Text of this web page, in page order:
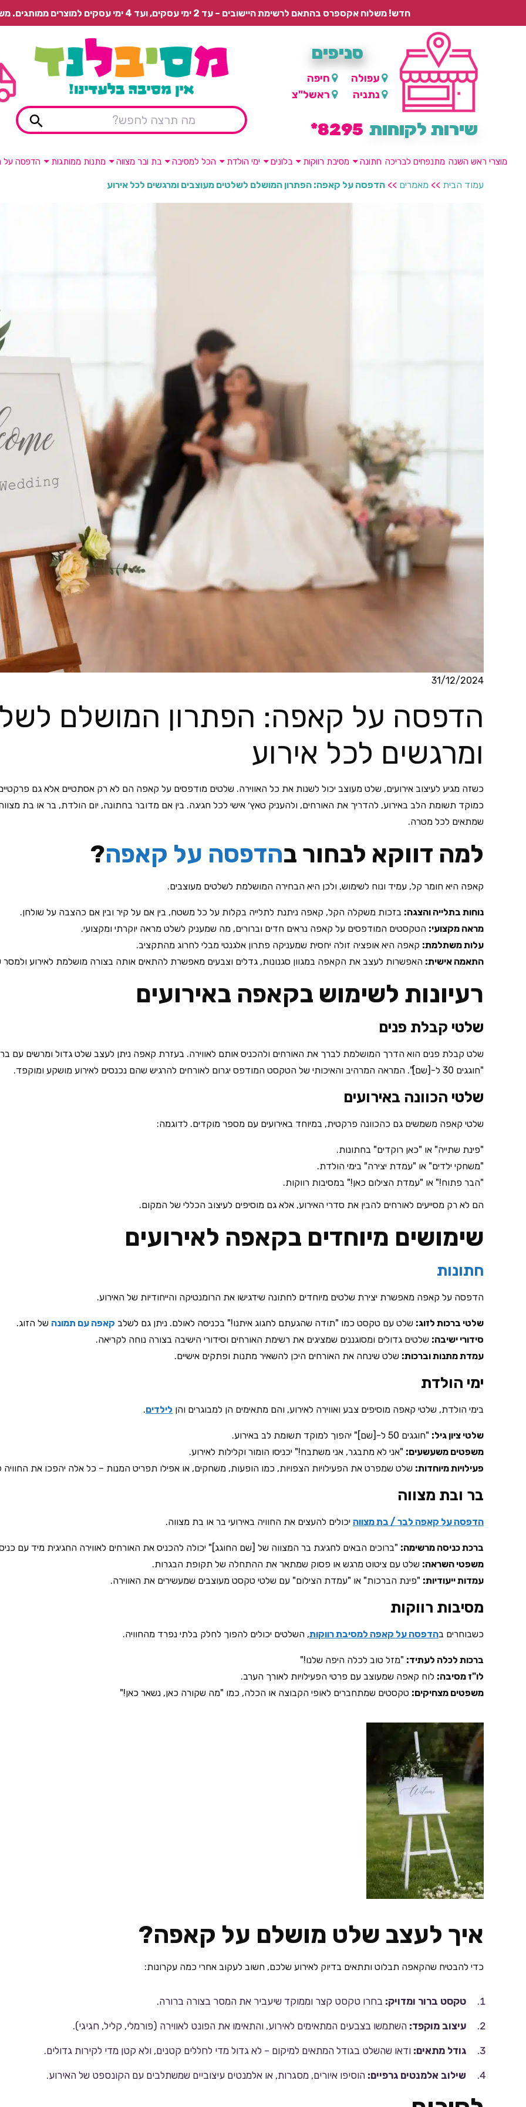
חדש! משלוח אקספרס בהתאם לרשימת היישובים – עד 2 ימי עסקים, ועד 4 ימי עסקים למוצרים ממותגים. משלוח רגיל בתשלום או איסוף עצמי חינם.
סניפים
עפולה
חיפה
נתניה
ראשל"צ
שירות לקוחות 8295*
מוצרי ראש השנה מתנפחים לבריכה חתונה מסיבת רווקות בלונים ימי הולדת הכל למסיבה בת ובר מצווה מתנות ממותגות הדפסה על
עמוד הבית >> מאמרים >> הדפסה על קאפה: הפתרון המושלם לשלטים מעוצבים ומרגשים לכל אירוע
31/12/2024
הדפסה על קאפה: הפתרון המושלם
ומרגשים לכל אירוע
כשזה מגיע לעיצוב אירועים, שלט מעוצב יכול לשנות את כל האווירה. שלטים מודפסים על קאפה הם לא רק אסתטיים אלא גם
כמוקד תשומת הלב באירוע, להדריך את האורחים, ולהעניק טאץ׳ אישי לכל חגיגה. בין אם מדובר בחתונה, יום הולדת, בר או בת
שמתאים לכל מטרה.
למה דווקא לבחור בהדפסה על קאפה?
קאפה היא חומר קל, עמיד ונוח לשימוש, ולכן היא הבחירה המושלמת לשלטים מעוצבים.
נוחות בתלייה והצגה: בזכות משקלה הקל, קאפה ניתנת לתלייה בקלות על כל משטח, בין אם על קיר ובין אם כהצבה על שולחן.
מראה מקצועי: הטקסטים המודפסים על קאפה נראים חדים וברורים, מה שמעניק לשלט מראה יוקרתי ומקצועי.
עלות משתלמת: קאפה היא אופציה זולה יחסית שמעניקה פתרון אלגנטי מבלי לחרוג מהתקציב.
התאמה אישית: האפשרות לעצב את הקאפה במגוון סגנונות, גדלים וצבעים מאפשרת להתאים אותה בצורה מושלמת לאירוע ולמסר
רעיונות לשימוש בקאפה באירועים
שלטי קבלת פנים
שלט קבלת פנים הוא הדרך המושלמת לברך את האורחים ולהכניס אותם לאווירה. בעזרת קאפה ניתן לעצב שלט גדול ומרשים עם
"חוגגים 30 ל-[שם]". המראה המרהיב והאיכותי של הטקסט המודפס יגרום לאורחים להרגיש שהם נכנסים לאירוע מושקע ומוקפד.
שלטי הכוונה באירועים
שלטי קאפה משמשים גם כהכוונה פרקטית, במיוחד באירועים עם מספר מוקדים. לדוגמה:
"פינת שתייה" או "כאן רוקדים" בחתונות.
"משחקי ילדים" או "עמדת יצירה" בימי הולדת.
"הבר פתוח!" או "עמדת הצילום כאן!" במסיבות רווקות.
הם לא רק מסייעים לאורחים להבין את סדרי האירוע, אלא גם מוסיפים לעיצוב הכללי של המקום.
שימושים מיוחדים בקאפה לאירועים
חתונות
הדפסה על קאפה מאפשרת יצירת שלטים מיוחדים לחתונה שידגישו את הרומנטיקה והייחודיות של האירוע.
שלטי ברכות לזוג: שלט עם טקסט כמו "תודה שהגעתם לחגוג איתנו!" בכניסה לאולם. ניתן גם לשלב קאפה עם תמונה של הזוג.
סידורי ישיבה: שלטים גדולים ומסוגננים שמציגים את רשימת האורחים וסידורי הישיבה בצורה נוחה לקריאה.
עמדת מתנות וברכות: שלט שינחה את האורחים היכן להשאיר מתנות ופתקים אישיים.
ימי הולדת
בימי הולדת, שלטי קאפה מוסיפים צבע ואווירה לאירוע, והם מתאימים הן למבוגרים והן לילדים.
שלטי ציון גיל: "חוגגים 50 ל-[שם]" יהפוך למוקד תשומת לב באירוע.
משפטים משעשעים: "אני לא מתבגר, אני משתבח!" יכניסו הומור וקלילות לאירוע.
פעילויות מיוחדות: שלט שמפרט את הפעילויות הצפויות, כמו הופעות, משחקים, או אפילו תפריט המנות – כל אלה יהפכו את החוויה
בר ובת מצווה
הדפסה על קאפה לבר / בת מצווה יכולים להעצים את החוויה באירועי בר או בת מצווה.
ברכת כניסה מרשימה: "ברוכים הבאים לחגיגת בר המצווה של [שם החוגג]" יכולה להכניס את האורחים לאווירה החגיגית מיד עם
משפטי השראה: שלט עם ציטוט מרגש או פסוק שמתאר את ההתחלה של תקופת הבגרות.
עמדות ייעודיות: "פינת הברכות" או "עמדת הצילום" עם שלטי טקסט מעוצבים שמעשירים את האווירה.
מסיבות רווקות
כשבוחרים בהדפסה על קאפה למסיבת רווקות, השלטים יכולים להפוך לחלק בלתי נפרד מהחוויה.
ברכות לכלה לעתיד: "מזל טוב לכלה היפה שלנו!"
לו"ז מסיבה: לוח קאפה שמעוצב עם פרטי הפעילויות לאורך הערב.
משפטים מצחיקים: טקסטים שמתחברים לאופי הקבוצה או הכלה, כמו "מה שקורה כאן, נשאר כאן!"
איך לעצב שלט מושלם על קאפה?
כדי להבטיח שהקאפה תבלוט ותתאים בדיוק לאירוע שלכם, חשוב לעקוב אחרי כמה עקרונות:
טקסט ברור ומדויק: בחרו טקסט קצר וממוקד שיעביר את המסר בצורה ברורה.
עיצוב מוקפד: השתמשו בצבעים המתאימים לאירוע, והתאימו את הפונט לאווירה (פורמלי, קליל, חגיגי).
גודל מתאים: ודאו שהשלט בגודל המתאים למיקום – לא גדול מדי לחללים קטנים, ולא קטן מדי לקירות גדולים.
שילוב אלמנטים גרפיים: הוסיפו איורים, מסגרות, או אלמנטים עיצוביים שמשתלבים עם הקונספט של האירוע.